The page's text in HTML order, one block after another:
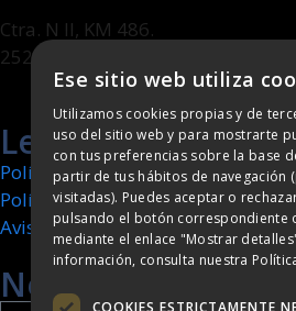
Ctra. N II, KM 486.
25241 Golmés (Lleida)
Legal
Política de cookies
Política de privacidad
Aviso legal
Newsletter
Ese sitio web utiliza
Utilizamos cookies propias y de
uso del sitio web y para mostrarte
con tus preferencias sobre la base
partir de tus hábitos de navegación
visitadas). Puedes aceptar o
pulsando el botón correspondiente
mediante el enlace "Mostrar
información, consulta nuestra
COOKIES ESTRICTAMENTE